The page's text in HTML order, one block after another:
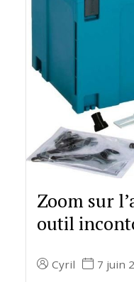
Zoom sur
outil
Cyril 7 juin